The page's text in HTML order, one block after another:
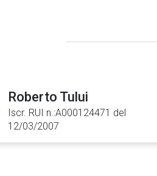
Roberto Tului
Iscr. RUI n.:A000124471 del
12/03/2007